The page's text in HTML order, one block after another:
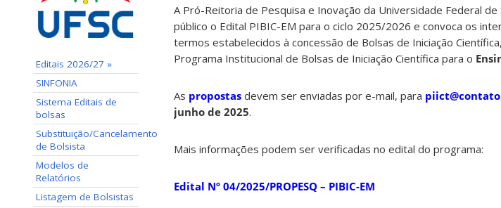
Editais 2026/27 »
SINFONIA
Sistema Editais de
bolsas
Substituição/Cancelamento
de Bolsista
Modelos de
Relatórios
Listagem de Bolsistas
A Pró-Reitoria de Pesquisa e Inovação da Universidade Federal
público o Edital PIBIC-EM para o ciclo 2025/2026 e convoca os
termos estabelecidos à concessão de Bolsas de Iniciação
Programa Institucional de Bolsas de Iniciação Científica para o
As propostas devem ser enviadas por e-mail, para
junho de 2025.
Mais informações podem ser verificadas no edital do programa:
Edital Nº 04/2025/PROPESQ – PIBIC-EM